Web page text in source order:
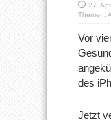
27.
Themen:
Vor
des
Jetzt